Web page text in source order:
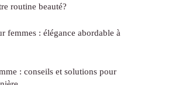
routine beauté?
femmes : élégance abordable à
: conseils et solutions pour